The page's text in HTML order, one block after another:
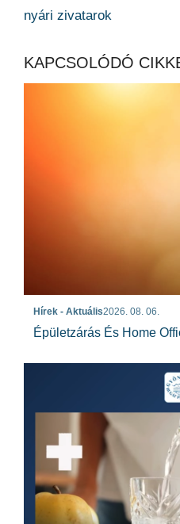
nyári zivatarok
KAPCSOLÓDÓ
Hírek - Aktuális2026. 08. 06.
Épületzárás És Home